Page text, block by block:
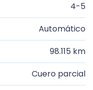
4-5
Automático
98.115 km
Cuero parcial